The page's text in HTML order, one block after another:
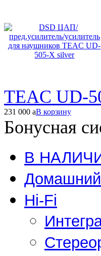
TEAC UD-
231 000 aВ корзину
Бонусная
В
Домашний
Hi-Fi